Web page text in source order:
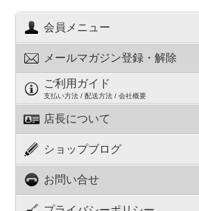
会員メニュー
メールマガジン登録・解除
ご利用ガイド
支払い方法 / 配送方法 / 会社概要
店長について
ショップブログ
お問い合せ